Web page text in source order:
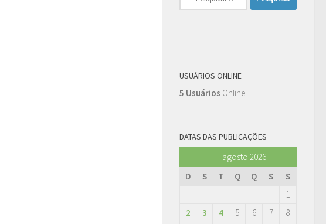
por:
USUÁRIOS ONLINE
5 Usuários Online
DATAS DAS PUBLICAÇÕES
agosto 2026
D
S T Q Q S
S
1
2
3 4 5 6 7
8